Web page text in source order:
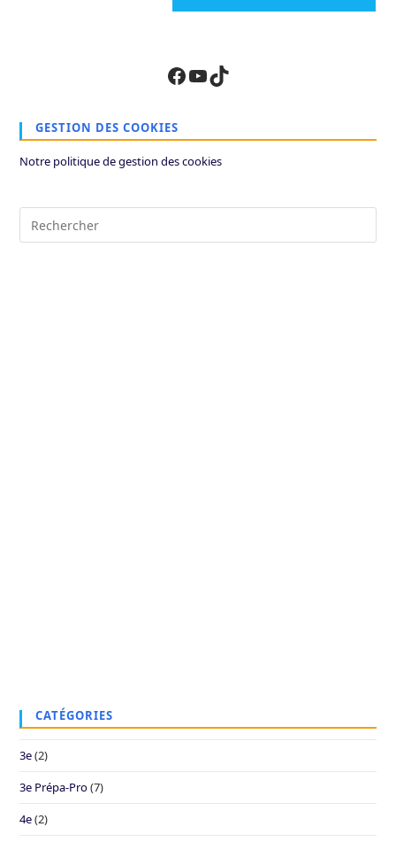
Facebook
YouTube
TikTok
GESTION DES COOKIES
Notre politique de gestion des cookies
CATÉGORIES
3e(2)
3e Prépa-Pro(7)
4e(2)